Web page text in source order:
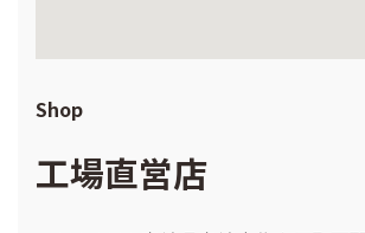
Shop
工場直営店